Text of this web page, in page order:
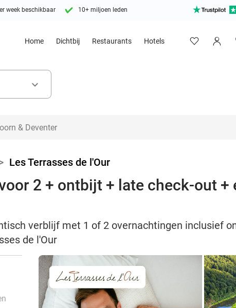
week beschikbaar 10+ miljoen leden
Home Dichtbij Restaurants Hotels
keyboard_arrow_down
Les Terrasses de l'Our
2 + ontbijt + late check-out +
verblijf met 1 of 2 overnachtingen inclusief
de l'Our